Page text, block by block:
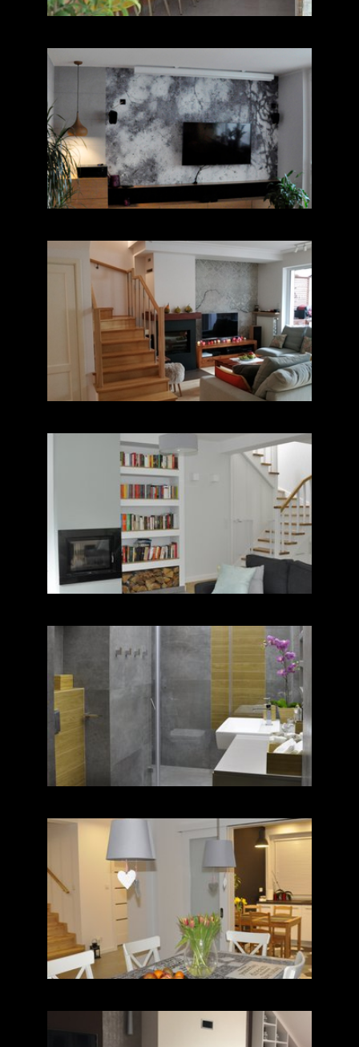
Mieszkanie ul.
Wyszogrodzka
ul. Poetów
Dom jednorodzinny na
Białołęce
Łazienka z sufitem
napinanym
Dom jednorodzinny na
Mazurach